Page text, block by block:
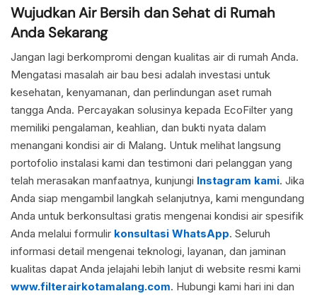
Wujudkan Air Bersih dan Sehat di Rumah
Anda Sekarang
Jangan lagi berkompromi dengan kualitas air di rumah Anda.
Mengatasi masalah air bau besi adalah investasi untuk
kesehatan, kenyamanan, dan perlindungan aset rumah
tangga Anda. Percayakan solusinya kepada EcoFilter yang
memiliki pengalaman, keahlian, dan bukti nyata dalam
menangani kondisi air di Malang. Untuk melihat langsung
portofolio instalasi kami dan testimoni dari pelanggan yang
telah merasakan manfaatnya, kunjungi Instagram kami. Jika
Anda siap mengambil langkah selanjutnya, kami mengundang
Anda untuk berkonsultasi gratis mengenai kondisi air spesifik
Anda melalui formulir konsultasi WhatsApp. Seluruh
informasi detail mengenai teknologi, layanan, dan jaminan
kualitas dapat Anda jelajahi lebih lanjut di website resmi kami
www.filterairkotamalang.com. Hubungi kami hari ini dan